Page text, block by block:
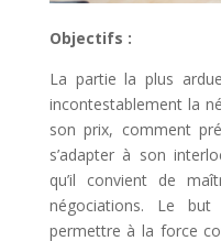
Objectifs :
La partie la plus
incontestablement la
son prix, comment
s’adapter à son
qu’il convient de
négociations. Le
permettre à la force